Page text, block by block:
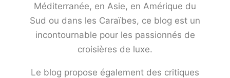
Méditerranée, en Asie, en Amérique du
Sud ou dans les Caraïbes, ce blog est un
incontournable pour les passionnés de
croisières de luxe.
Le blog propose également des critiques